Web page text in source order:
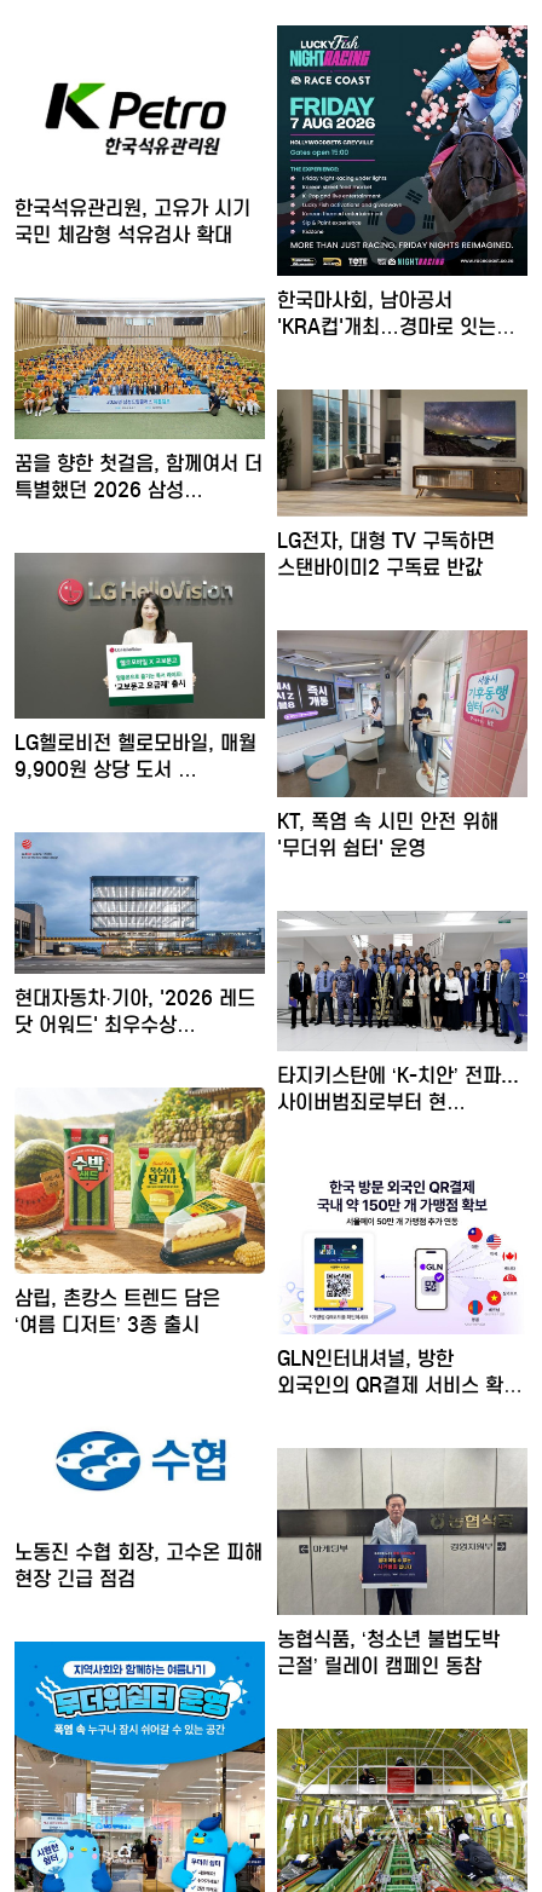
한국마사회, 남아공서
'KRA컵'개최…경마로 잇는
한국석유관리원, 고유가 시기
국민 체감형 석유검사 확대
꿈을 향한 첫걸음, 함께여서 더
특별했던 2026 삼성…
LG전자, 대형 TV 구독하면
스탠바이미2 구독료 반값
LG헬로비전 헬로모바일, 매월
9,900원 상당 도서 …
KT, 폭염 속 시민 안전 위해
'무더위 쉼터' 운영
현대자동차·기아, '2026 레드
닷 어워드' 최우수상…
타지키스탄에 ‘K-치안’ 전파...
사이버범죄로부터 현…
삼립, 촌캉스 트렌드 담은
‘여름 디저트’ 3종 출시
GLN인터내셔널, 방한
외국인의 QR결제 서비스 확장
노동진 수협 회장, 고수온 피해
현장 긴급 점검
농협식품, ‘청소년 불법도박
근절’ 릴레이 캠페인 동참